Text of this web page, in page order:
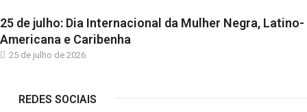
25 de julho: Dia Internacional da Mulher Negra, Latino-
Americana e Caribenha
25 de julho de 2026
REDES SOCIAIS